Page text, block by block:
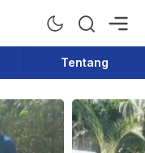
Tentang